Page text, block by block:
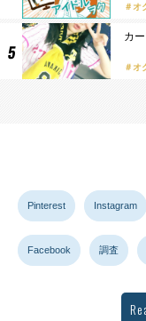
オ
カ
オ
Pinterest Instagram
Facebook 調査